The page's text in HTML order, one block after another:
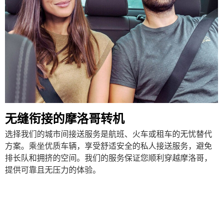
无缝衔接的摩洛哥转机
选择我们的城市间接送服务是航班、火车或租车的无忧替代
方案。乘坐优质车辆，享受舒适安全的私人接送服务，避免
排长队和拥挤的空间。我们的服务保证您顺利穿越摩洛哥，
提供可靠且无压力的体验。